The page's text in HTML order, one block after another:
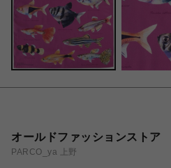
オールドファッションストア
PARCO_ya 上野